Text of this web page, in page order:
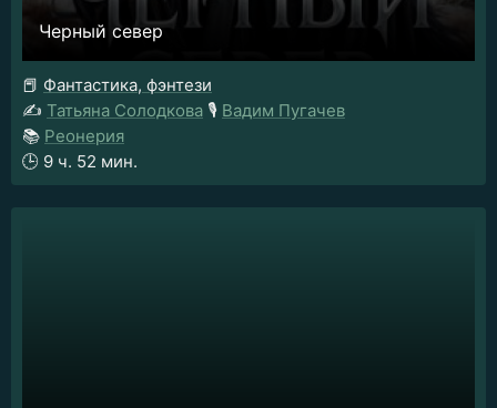
Черный север
📕 Фантастика, фэнтези
✍️ Татьяна Солодкова 🎙️ Вадим Пугачев
📚 Реонерия
🕒 9 ч. 52 мин.